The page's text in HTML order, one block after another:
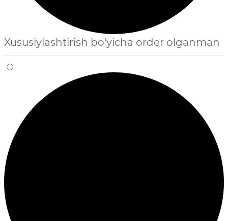
Xususiylashtirish bo'yicha order olganman